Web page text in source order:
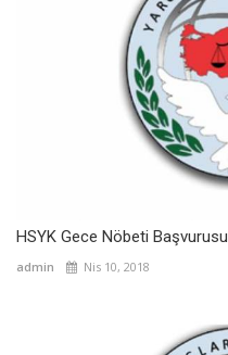
HSYK Gece Nöbeti Başvurusu
admin Nis 10, 2018